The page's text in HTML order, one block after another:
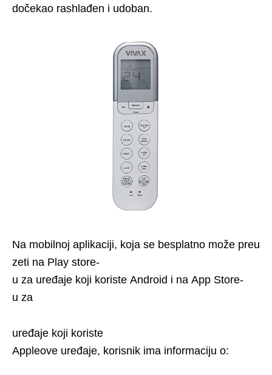
dočekao rashlađen i udoban.
Na mobilnoj aplikaciji, koja se besplatno može preu
zeti na Play store-
u za uređaje koji koriste Android i na App Store-
u za
uređaje koji koriste
Appleove uređaje, korisnik ima informaciju o: